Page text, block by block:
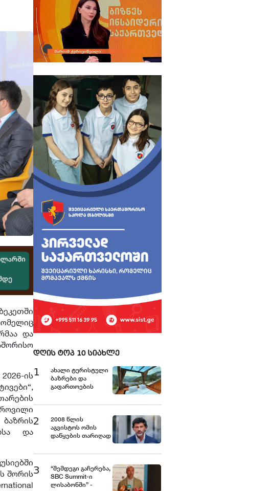
და
ის
და
შორის
დღის ტოპ 10 სიახლე
1
ახალი ტურისტული
ბაზრები და
გაფართოების
Nika Hotel and Club-
ხედვა
2
2008 წლის
აგვისტოს ომის
დაწყების თარიღად
გამოცხადება
კალაძე
3
“შემდეგი გაჩერება,
SBC Summit-ი
ლისაბონში” -